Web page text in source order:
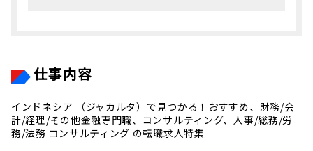
仕事内容
インドネシア （ジャカルタ）で見つかる！おすすめ、財務/会
計/経理/その他金融専門職、コンサルティング、人事/総務/労
務/法務 コンサルティング の転職求人特集